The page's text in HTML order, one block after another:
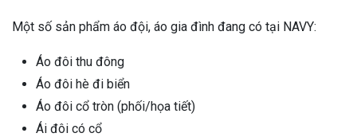
Một số sản phẩm áo đội, áo gia đình đang có tại NAVY:
Áo đôi thu đông
Áo đôi hè đi biển
Áo đôi cổ tròn (phối/họa tiết)
Ái đôi có cổ